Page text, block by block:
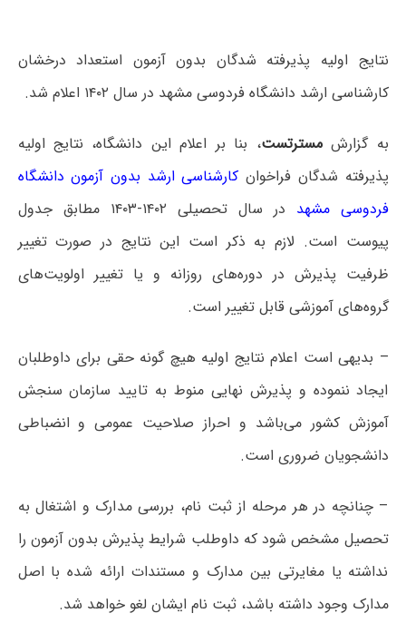
نتایج اولیه پذیرفته شدگان بدون آزمون استعداد درخشان
کارشناسی ارشد دانشگاه فردوسی مشهد در سال ۱۴۰۲ اعلام شد.
به گزارشمسترتست، بنا بر اعلام این دانشگاه، نتایج اولیه
پذیرفته شدگان فراخوانکارشناسی ارشد بدون آزمون دانشگاه
فردوسی مشهد
در سال تحصیلی ۱۴۰۲-۱۴۰۳ مطابق جدول
پیوست است. لازم به ذکر است این نتایج در صورت تغییر
ظرفیت پذیرش در دوره‌های روزانه و یا تغییر اولویت‌های
گروه‌های آموزشی قابل تغییر است.
– بدیهی است اعلام نتایج اولیه هیچ گونه حقی برای داوطلبان
ایجاد ننموده و پذیرش نهایی منوط به تایید سازمان سنجش
آموزش کشور می‌باشد و احراز صلاحیت عمومی و انضباطی
دانشجویان ضروری است.
– چنانچه در هر مرحله از ثبت نام، بررسی مدارک و اشتغال به
تحصیل مشخص شود که داوطلب شرایط پذیرش بدون آزمون را
نداشته یا مغایرتی بین مدارک و مستندات ارائه شده با اصل
مدارک وجود داشته باشد، ثبت نام ایشان لغو خواهد شد.